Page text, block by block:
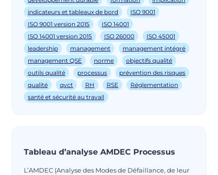
indicateurs et tableaux de bord
ISO 9001
ISO 9001 version 2015
ISO 14001
ISO 14001 version 2015
ISO 26000
ISO 45001
leadership
management
management intégré
management QSE
norme
objectifs qualité
outils qualité
processus
prévention des risques
qualité
qvct RH RSE
Réglementation
santé et sécurité au travail
Tableau d’analyse AMDEC Processus
L’AMDEC (Analyse des Modes de Défaillance, de leur